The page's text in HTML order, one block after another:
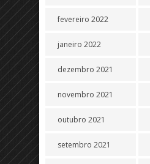
fevereiro 2022
janeiro 2022
dezembro 2021
novembro 2021
outubro 2021
setembro 2021